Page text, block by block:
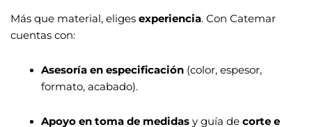
Más que material, eliges experiencia. Con Catemar
cuentas con:
Asesoría en especificación(color, espesor,
formato, acabado).
Apoyo en toma de medidasy guía de corte e